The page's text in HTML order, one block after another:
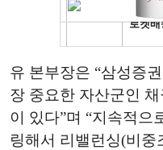
유 본부장은 “삼성증
장 중요한 자산군인
이 있다”며 “지속적으
링해서 리밸런싱(비중